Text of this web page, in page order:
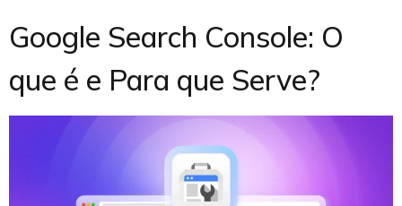
Google Search Console: O
que é e Para que Serve?